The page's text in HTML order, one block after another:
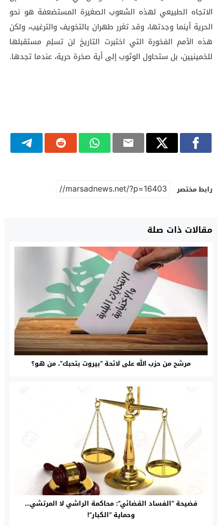
الاتجاه الطبيعي لهذه الشعوب الصغيرة المستضعفة هو نحو
الحرية أينما وجدتها، وقد تغرر طهران بالتخويف والترغيب، ولكن
هذه الأمم الفخورة التي اختبرت التاريخ لن تسلِم مستقبلها
للخمينيين، بل ستحاول الوثوب إلى أية صخرة حرية، عندما تجدها.
رابط مختصر
مقالات ذات صلة
مرشح من حزب الله على لائحة “بيروت بتحبك”، من هو؟
فضيحة “الفساد القضائي”: محاكمة الراشي لا المرتشي…
وحماية “الكبار”!